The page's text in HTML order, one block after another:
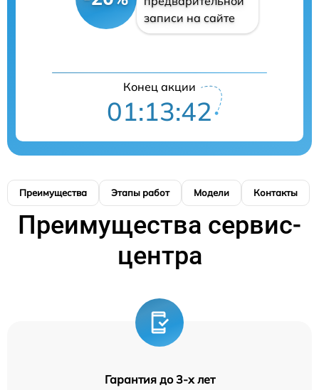
записи на сайте
Конец акции
01:13:42
Преимущества Этапы работ Модели Контакты
Преимущества сервис-
центра
Гарантия до 3-х лет